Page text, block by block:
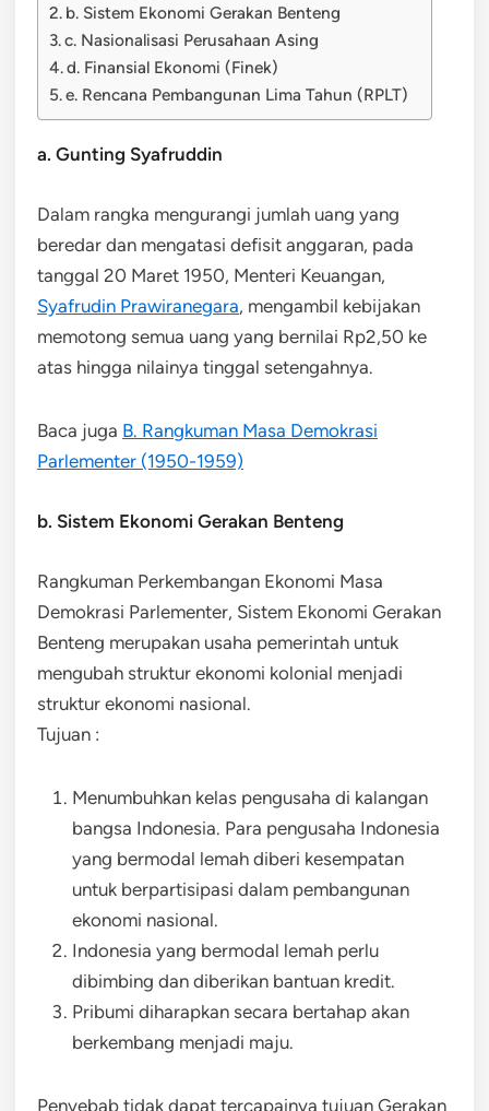
b. Sistem Ekonomi Gerakan Benteng
c. Nasionalisasi Perusahaan Asing
d. Finansial Ekonomi (Finek)
e. Rencana Pembangunan Lima Tahun (RPLT)
a. Gunting Syafruddin
Dalam rangka mengurangi jumlah uang yang
beredar dan mengatasi defisit anggaran, pada
tanggal 20 Maret 1950, Menteri Keuangan,
Syafrudin Prawiranegara, mengambil kebijakan
memotong semua uang yang bernilai Rp2,50 ke
atas hingga nilainya tinggal setengahnya.
Baca juga B. Rangkuman Masa Demokrasi
Parlementer (1950-1959)
b. Sistem Ekonomi Gerakan Benteng
Rangkuman Perkembangan Ekonomi Masa
Demokrasi Parlementer, Sistem Ekonomi Gerakan
Benteng merupakan usaha pemerintah untuk
mengubah struktur ekonomi kolonial menjadi
struktur ekonomi nasional.
Tujuan :
Menumbuhkan kelas pengusaha di kalangan
bangsa Indonesia. Para pengusaha Indonesia
yang bermodal lemah diberi kesempatan
untuk berpartisipasi dalam pembangunan
ekonomi nasional.
Indonesia yang bermodal lemah perlu
dibimbing dan diberikan bantuan kredit.
Pribumi diharapkan secara bertahap akan
berkembang menjadi maju.
Penyebab tidak dapat tercapainya tujuan Gerakan